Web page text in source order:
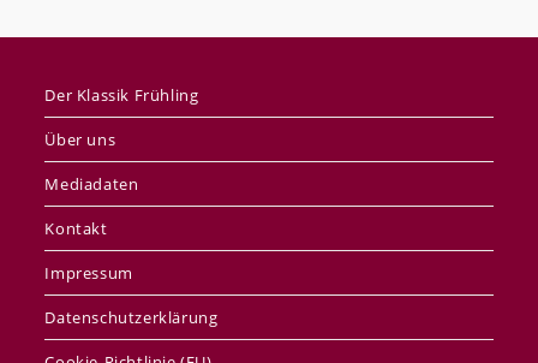
Der Klassik Frühling
Über uns
Mediadaten
Kontakt
Impressum
Datenschutzerklärung